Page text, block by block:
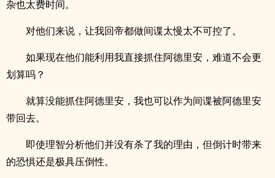
杂也太费时间。
对他们来说，让我回帝都做间谍太慢太不可控了。
如果现在他们能利用我直接抓住阿德里安，难道不会更
划算吗？
就算没能抓住阿德里安，我也可以作为间谍被阿德里安
带回去。
即使理智分析他们并没有杀了我的理由，但倒计时带来
的恐惧还是极具压倒性。